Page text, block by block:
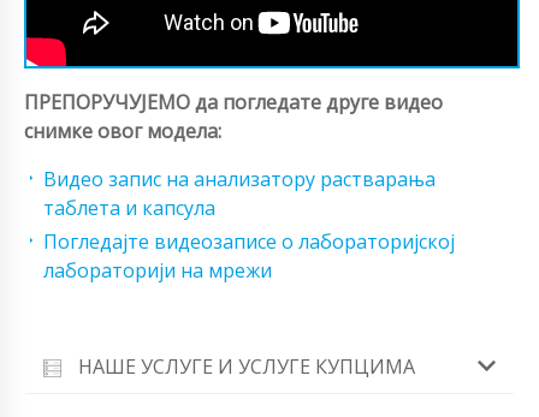
ПРЕПОРУЧУЈЕМО да погледате друге видео
снимке овог модела:
Видео запис на анализатору растварања
таблета и капсула
Погледајте видеозаписе о лабораторијској
лабораторији на мрежи
НАШЕ УСЛУГЕ И УСЛУГЕ КУПЦИМА